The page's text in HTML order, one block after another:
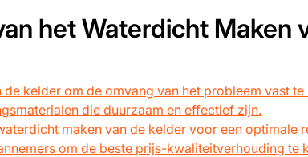
het Waterdicht Maken
kelder om de omvang van het probleem vast te
die duurzaam en effectief zijn.
maken van de kelder voor een optimale
om de beste prijs-kwaliteitverhouding te